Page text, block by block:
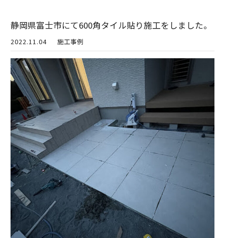
静岡県富士市にて600角タイル貼り施工をしました。
2022.11.04 施工事例